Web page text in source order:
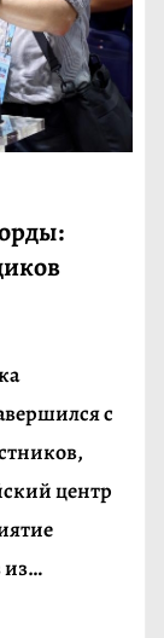
с
центр
из…